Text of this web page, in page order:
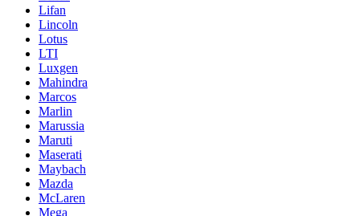
Lifan
Lincoln
Lotus
LTI
Luxgen
Mahindra
Marcos
Marlin
Marussia
Maruti
Maserati
Maybach
Mazda
McLaren
Mega